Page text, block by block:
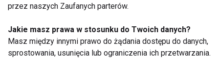
naszej branży zjawiskiem jest sztuczna inteligencja.
AI zrewolucjonizuje sposób, w jaki mierzymy nasze
holistyczne wskaźniki – poziom stresu, jakość snu,
przez naszych Zaufanych parterów.
Jakie masz prawa w stosunku do Twoich danych?
Masz między innymi prawo do żądania dostępu do danych,
sprostowania, usunięcia lub ograniczenia ich przetwarzania.